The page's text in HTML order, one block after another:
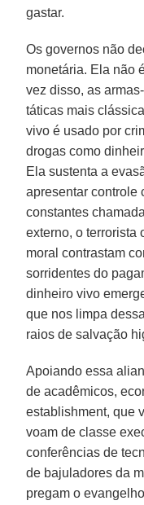
gastar.
Os governos não
monetária. Ela não
vez disso, as
táticas mais
vivo é usado por
drogas como
Ela sustenta a
apresentar controle
constantes
externo, o terrorista
moral contrastam
sorridentes do
dinheiro vivo
que nos limpa
raios de salvação
Apoiando essa
de acadêmicos,
establishment, que
voam de classe
conferências de
de bajuladores da
pregam o